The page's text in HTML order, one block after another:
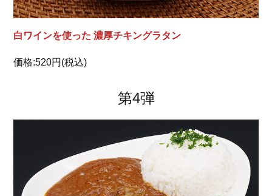
白ワインを使った 濃厚チキングラタン
価格:520円(税込)
第4弾